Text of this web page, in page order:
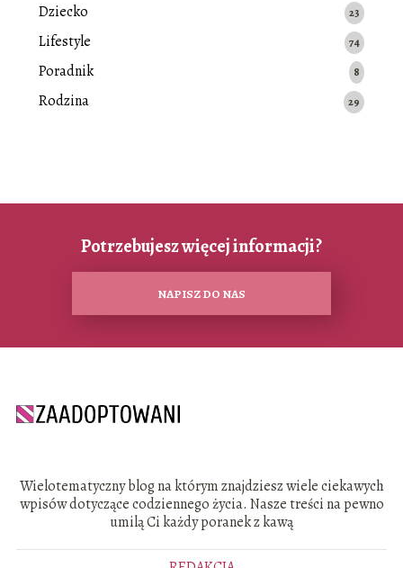
Dziecko 23
Lifestyle 74
Poradnik 8
Rodzina 29
Potrzebujesz więcej informacji?
NAPISZ DO NAS
Wielotematyczny blog na którym znajdziesz wiele ciekawych
wpisów dotyczące codziennego życia. Nasze treści na pewno
umilą Ci każdy poranek z kawą